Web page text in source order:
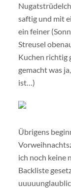
saftig und mit
ein feiner
Streusel
Kuchen richtig
gemacht was
ist…)
Übrigens
ich noch keine
Backliste